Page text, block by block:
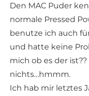
Den MAC Puder
normale Pressed
benutze ich auch
und hatte keine
mich ob es der
nichts…hmmm.
Ich hab mir letztes